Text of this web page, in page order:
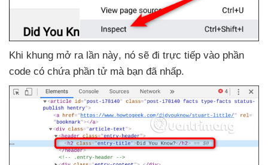
Khi khung mở ra lần này, nó sẽ đi trực tiếp vào phần
code có chứa phần tử mà bạn đã nhấp.